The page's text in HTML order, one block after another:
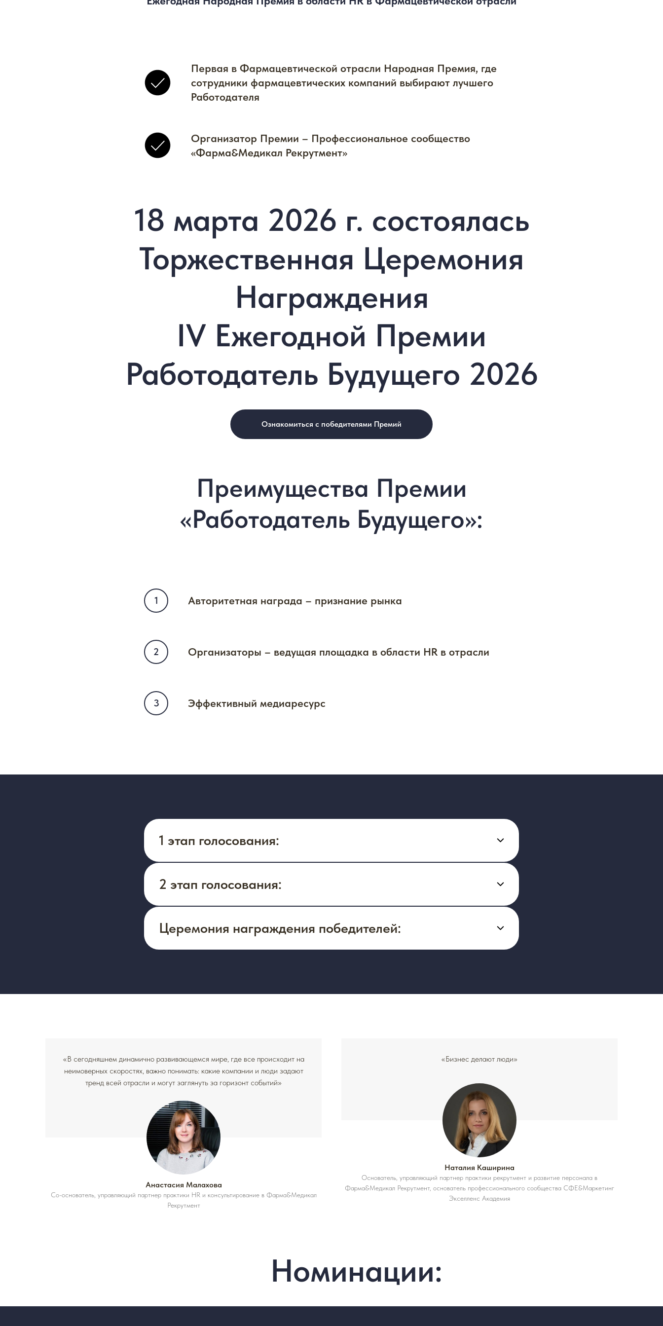
Первая в Фармацевтической отрасли Народная Премия, где
сотрудники фармацевтических компаний выбирают лучшего
Работодателя
Организатор Премии – Профессиональное сообщество
«Фарма&Медикал Рекрутмент»
18 марта 2026 г. состоялась
Торжественная Церемония
Награждения
IV Ежегодной Премии
Работодатель Будущего 2026
Ознакомиться с победителями Премий
Преимущества Премии
«Работодатель Будущего»:
Авторитетная награда – признание рынка
Организаторы – ведущая площадка в области HR в отрасли
Эффективный медиаресурс
1 этап голосования:
2 этап голосования:
Церемония награждения победителей:
«В сегодняшнем динамично развивающемся мире, где все происходит на
неимоверных скоростях, важно понимать: какие компании и люди задают
тренд всей отрасли и могут заглянуть за горизонт событий»
Анастасия Малахова
Со-основатель, управляющий партнер практики HR и консультирование в Фарма&Медикал
Рекрутмент
«Бизнес делают люди»
Наталия Каширина
Основатель, управляющий партнер практики рекрутмент и развитие персонала в
Фарма&Медикал Рекрутмент, основатель профессионального сообщества СФЕ&Маркетинг
Экселленс Академия
Номинации: